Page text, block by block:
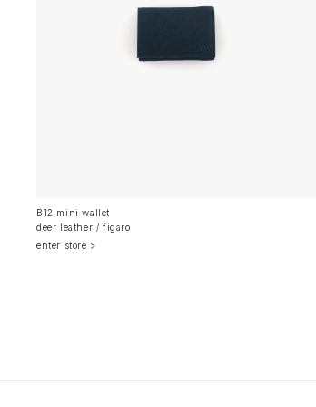
B12 mini wallet
deer leather / figaro
enter store >